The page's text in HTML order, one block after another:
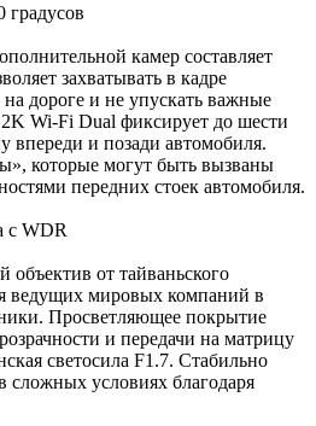
градусов
камер составляет
захватывать в кадре
дороге и не упускать важные
2K Wi-Fi Dual фиксирует до шести
впереди и позади автомобиля.
которые могут быть вызваны
передних стоек автомобиля.
с WDR
объектив от тайваньского
ведущих мировых компаний в
Просветляющее покрытие
и передачи на матрицу
светосила F1.7. Стабильно
сложных условиях благодаря